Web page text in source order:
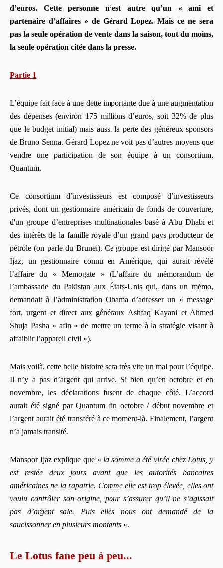
d’euros. Cette personne n’est autre qu’un « ami et
partenaire d’affaires » de Gérard Lopez. Mais ce ne sera
pas la seule opération de vente dans la saison, tout du moins,
la seule opération citée dans la presse.
Partie 1
L’équipe fait face à une dette importante due à une augmentation
des dépenses (environ 175 millions d’euros, soit 32% de plus
que le budget initial) mais aussi la perte des généreux sponsors
de Bruno Senna. Gérard Lopez ne voit pas d’autres moyens que
vendre une participation de son équipe à un consortium,
Quantum.
Ce consortium d’investisseurs est composé d’investisseurs
privés, dont un gestionnaire américain de fonds de couverture,
d'un groupe d’entreprises multinationales basé à Abu Dhabi et
des intérêts de la famille royale d’un grand pays producteur de
pétrole (on parle du Brunei). Ce groupe est dirigé par Mansoor
Ijaz, un gestionnaire connu en Amérique, qui aurait révélé
l’affaire du « Memogate » (L’affaire du mémorandum de
l’ambassade du Pakistan aux États-Unis qui, dans un mémo,
demandait à l’administration Obama d’adresser un « message
fort, urgent et direct aux généraux Ashfaq Kayani et Ahmed
Shuja Pasha » afin « de mettre un terme à la stratégie visant à
affaiblir l’appareil civil »).
Mais voilà, cette belle histoire sera très vite un mal pour l’équipe.
Il n’y a pas d’argent qui arrive. Si bien qu’en octobre et en
novembre, les déclarations fusent de chaque côté. L’accord
aurait été signé par Quantum fin octobre / début novembre et
l’argent aurait été transféré à ce moment-là. Finalement, l’argent
n’a jamais transité.
Mansoor Ijaz explique que « la somme a été virée chez Lotus, y
est restée deux jours avant que les autorités bancaires
américaines ne la rapatrie. Comme elle est trop élevée, elles ont
voulu contrôler son origine, pour s’assurer qu’il ne s’agissait
pas d’argent sale. Puis elles nous ont demandé de la
saucissonner en plusieurs montants ».
Le Lotus fane peu à peu...